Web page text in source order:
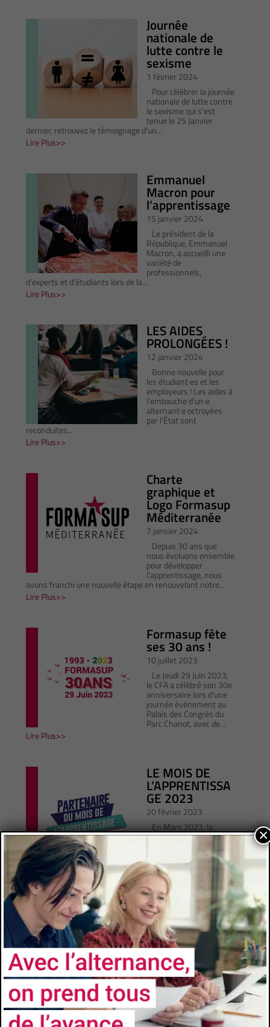
Journée
nationale de
lutte contre le
sexisme
1 février 2024
Pour célébrer la journée
nationale de lutte contre
le sexisme qui s'est
tenue le 25 Janvier
dernier, retrouvez le témoignage d'un...
Lire Plus
Emmanuel
Macron pour
l’apprentissage
15 janvier 2024
Le président de la
République, Emmanuel
Macron, a accueilli une
variété de
professionnels,
d'experts et d'étudiants lors de la...
Lire Plus
LES AIDES
PROLONGÉES !
12 janvier 2024
Bonne nouvelle pour
les étudiant·es et les
employeurs ! Les aides à
l'embauche d'un·e
alternant·e octroyées
par l'État sont
reconduites...
Lire Plus
Charte
graphique et
Logo Formasup
Méditerranée
7 janvier 2024
Depuis 30 ans que
nous évoluons ensemble
pour développer
l’apprentissage, nous
avons franchi une nouvelle étape en renouvelant notre...
Lire Plus
Formasup fête
ses 30 ans !
10 juillet 2023
Le Jeudi 29 Juin 2023,
le CFA a célébré son 30e
anniversaire lors d'une
journée événement au
Palais des Congrès du
Parc Chanot, avec de...
Lire Plus
LE MOIS DE
L’APPRENTISSA
GE 2023
20 février 2023
En Mars 2023, la
Fédération Nationale des
Directeurs de Centres de
Formation d'Apprentis
(FNADIR SUD) organise
en partenariat avec la...
Lire Plus
Concours vidéo
« UNE
JOURNÉE EN
APPRENTISSAG
E AVEC MOI »!
6 février 2023
Dans le cadre du mois
de l'apprentissage du
1er au 31 mars 2023 organisé par la FNADIR SUD et la
×